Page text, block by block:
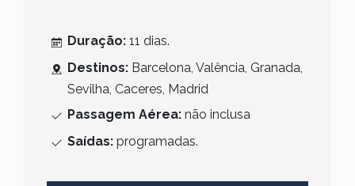
Duração:11 dias.
Destinos: Barcelona, Valência, Granada,
Sevilha, Caceres, Madrid
Passagem Aérea:não inclusa
Saídas: programadas.